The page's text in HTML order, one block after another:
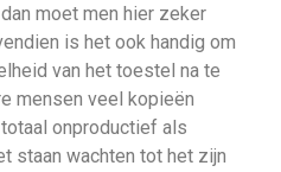
moet men hier zeker
is het ook handig om
van het toestel na te
mensen veel kopieën
onproductief als
staan wachten tot het zijn